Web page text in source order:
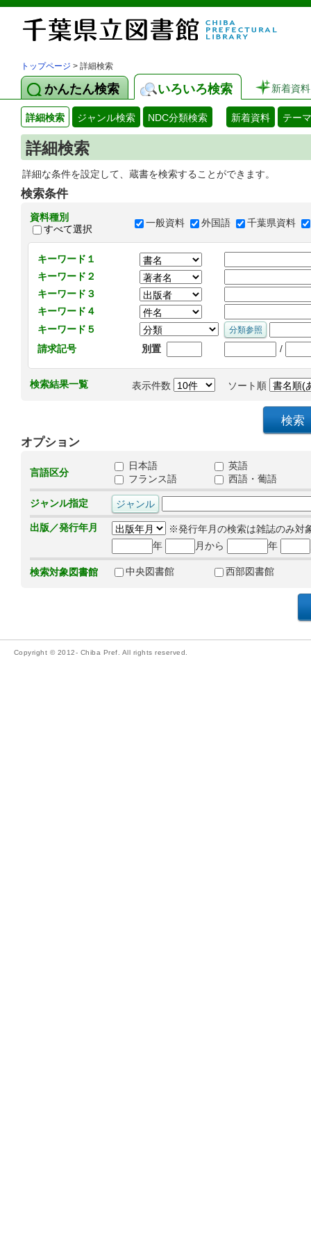
トップページ > 詳細検索
かんたん検索 いろいろ検索 新着資料
詳細検索 ジャンル検索 NDC分類検索 新着資料 テー
詳細検索
詳細な条件を設定して、蔵書を検索することができます。
検索条件
資料種別
すべて選択
一般資料 外国語 千葉県資料
キーワード１
キーワード２
キーワード３
キーワード４
キーワード５
請求記号
別置 /
検索結果一覧 表示件数 ソート順
オプション
言語区分
日本語
英語
フランス語
西語・葡語
ジャンル指定
出版／発行年月
※発行年月の検索は雑誌のみ対
年
月から 年
検索対象図書館 中央図書館 西部図書館
Copyright © 2012- Chiba Pref. All rights reserved.